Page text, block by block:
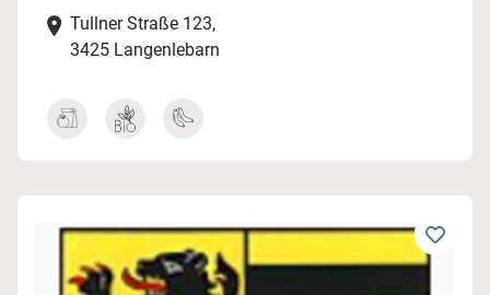
Tullner Straße 123,
3425 Langenlebarn